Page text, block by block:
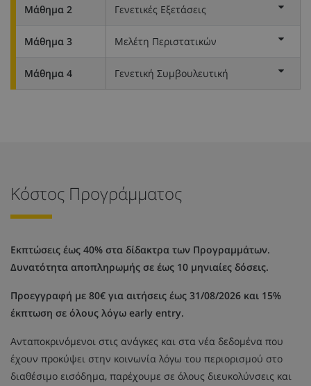
Μάθημα 2 Γενετικές Εξετάσεις
Μάθημα 3 Μελέτη Περιστατικών
Μάθημα 4 Γενετική Συμβουλευτική
Κόστος Προγράμματος
Εκπτώσεις έως 40% στα δίδακτρα των Προγραμμάτων.
Δυνατότητα αποπληρωμής σε έως 10 μηνιαίες δόσεις.
Προεγγραφή με 80€ για αιτήσεις έως 31/08/2026 και 15%
έκπτωση σε όλους λόγω early entry.
Ανταποκρινόμενοι στις ανάγκες και στα νέα δεδομένα που
έχουν προκύψει στην κοινωνία λόγω του περιορισμού στο
διαθέσιμο εισόδημα, παρέχουμε σε όλους διευκολύνσεις και